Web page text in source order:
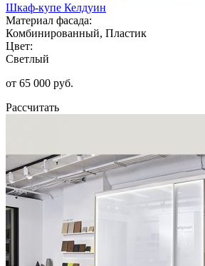
Шкаф-купе Келдуин
Материал фасада:
Комбинированный, Пластик
Цвет:
Светлый
от 65 000 руб.
Рассчитать